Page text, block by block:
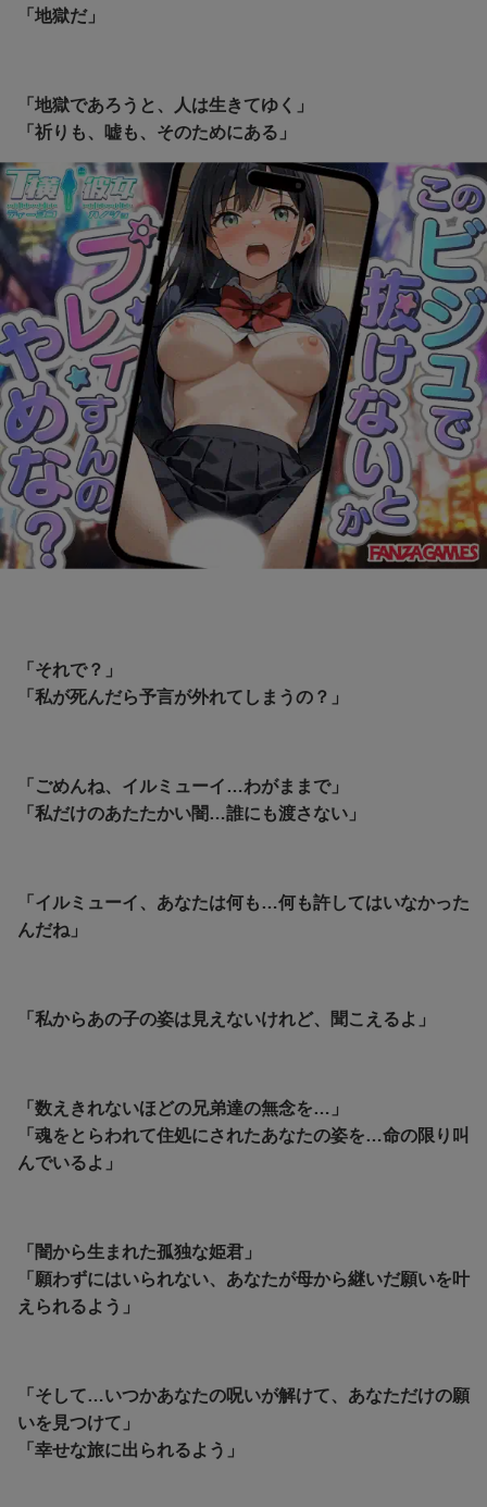
「地獄だ」
「地獄であろうと、人は生きてゆく」
「祈りも、嘘も、そのためにある」
「それで？」
「私が死んだら予言が外れてしまうの？」
「ごめんね、イルミューイ…わがままで」
「私だけのあたたかい闇…誰にも渡さない」
「イルミューイ、あなたは何も…何も許してはいなかった
んだね」
「私からあの子の姿は見えないけれど、聞こえるよ」
「数えきれないほどの兄弟達の無念を…」
「魂をとらわれて住処にされたあなたの姿を…命の限り叫
んでいるよ」
「闇から生まれた孤独な姫君」
「願わずにはいられない、あなたが母から継いだ願いを叶
えられるよう」
「そして…いつかあなたの呪いが解けて、あなただけの願
いを見つけて」
「幸せな旅に出られるよう」